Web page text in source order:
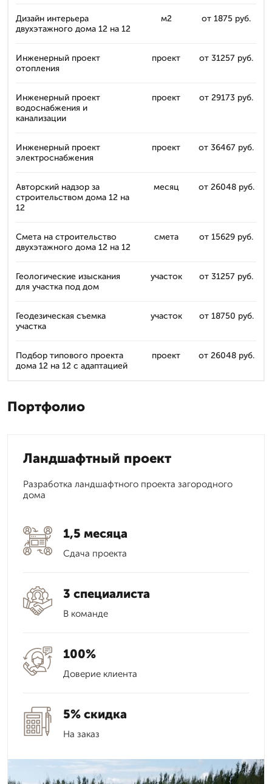
Дизайн интерьера
двухэтажного дома 12 на 12
м2 от 1875 руб.
Инженерный проект
отопления
проект от 31257 руб.
Инженерный проект
водоснабжения и
канализации
проект от 29173 руб.
Инженерный проект
электроснабжения
проект от 36467 руб.
Авторский надзор за
строительством дома 12 на
12
месяц от 26048 руб.
Смета на строительство
двухэтажного дома 12 на 12
смета от 15629 руб.
Геологические изыскания
для участка под дом
участок от 31257 руб.
Геодезическая съемка
участка
участок от 18750 руб.
Подбор типового проекта
дома 12 на 12 с адаптацией
проект от 26048 руб.
Портфолио
Ландшафтный проект
Разработка ландшафтного проекта загородного
дома
1,5 месяца
Сдача проекта
3 специалиста
В команде
100%
Доверие клиента
5% скидка
На заказ